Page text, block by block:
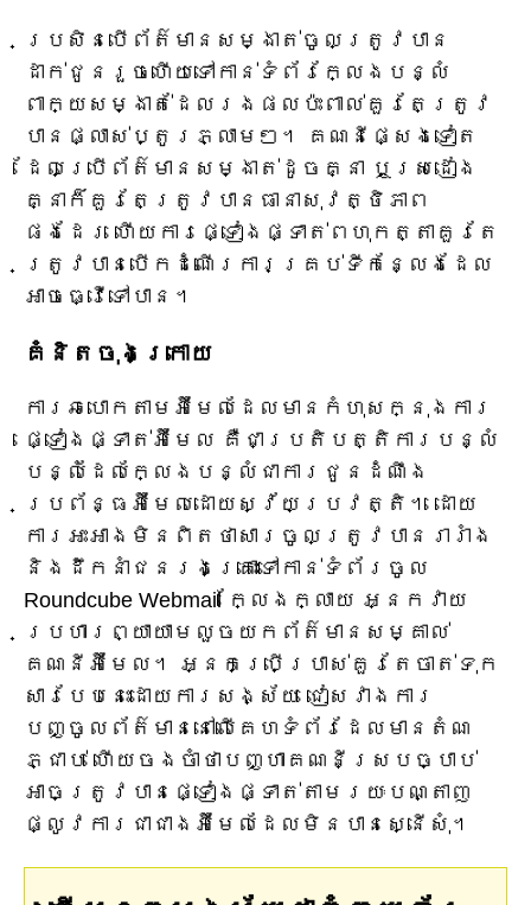
ប្រសិនបើព័ត៌មានសម្ងាត់ចូលត្រូវបាន
ដាក់ជូនរួចហើយទៅកាន់ទំព័រក្លែងបន្លំ
ពាក្យសម្ងាត់ដែលរងផលប៉ះពាល់គួរតែត្រូវ
បានផ្លាស់ប្តូរភ្លាមៗ។ គណនីផ្សេងទៀត
ដែលប្រើព័ត៌មានសម្ងាត់ដូចគ្នា ឬស្រដៀង
គ្នាក៏គួរតែត្រូវបានធានាសុវត្ថិភាព
ផងដែរ ហើយការផ្ទៀងផ្ទាត់ពហុកត្តាគួរតែ
ត្រូវបានបើកដំណើរការគ្រប់ទីកន្លែងដែល
អាចធ្វើទៅបាន។
គំនិតចុងក្រោយ
ការឆបោកតាមអ៊ីមែលដែលមានកំហុសក្នុងការ
ផ្ទៀងផ្ទាត់អ៊ីមែល គឺជាប្រតិបត្តិការបន្លំ
បន្លំដែលក្លែងបន្លំជាការជូនដំណឹង
ប្រព័ន្ធអ៊ីមែលដោយស្វ័យប្រវត្តិ។ ដោយ
ការអះអាងមិនពិតថាសារចូលត្រូវបានរារាំង
និងដឹកនាំជនរងគ្រោះទៅកាន់ទំព័រចូល
Roundcube Webmail ក្លែងក្លាយ អ្នកវាយ
ប្រហារព្យាយាមលួចយកព័ត៌មានសម្គាល់
គណនីអ៊ីមែល។ អ្នកប្រើប្រាស់គួរតែចាត់ទុក
សារបែបនេះដោយការសង្ស័យ ជៀសវាងការ
បញ្ចូលព័ត៌មាននៅលើគេហទំព័រដែលមានតំណ
ភ្ជាប់ ហើយចងចាំថាបញ្ហាគណនីស្របច្បាប់
អាចត្រូវបានផ្ទៀងផ្ទាត់តាមរយៈបណ្តាញ
ផ្លូវការជាជាងអ៊ីមែលដែលមិនបានស្នើសុំ។